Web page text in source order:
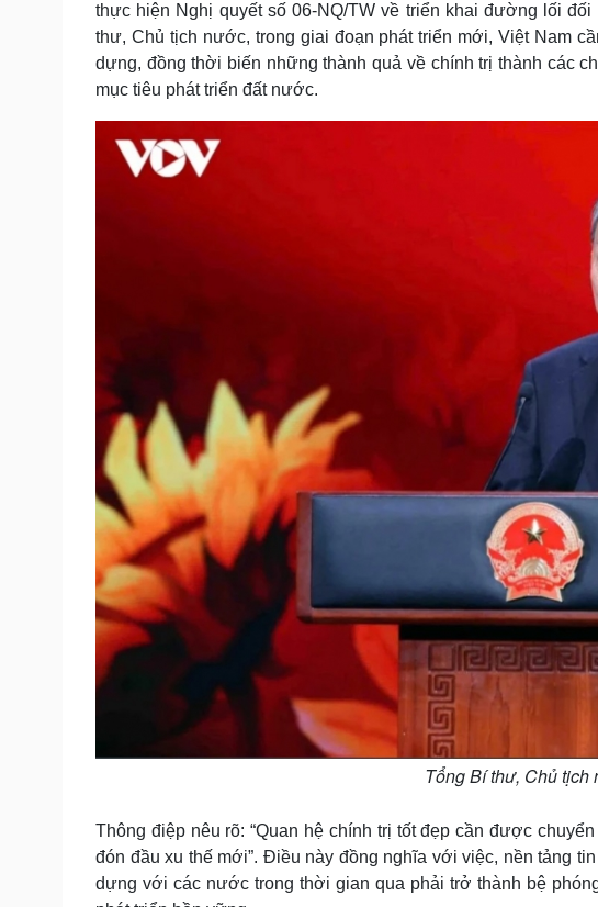
Sức khỏe
Dinh dưỡng - món ngon
Cây thuốc
Sản phụ khoa
Nhi khoa
Nam khoa
Làm đẹp - giảm cân
Đời sống
Nhà đẹp
Văn hóa
Sân
Di sản
thực hiện Nghị quyết số 06-NQ/TW về triển khai đường lối
thư, Chủ tịch nước, trong giai đoạn phát triển mới, Việt Nam
dựng, đồng thời biến những thành quả về chính trị thành các
mục tiêu phát triển đất nước.
Tổng Bí thư, Chủ tịch
Thông điệp nêu rõ: “Quan hệ chính trị tốt đẹp cần được
đón đầu xu thế mới”. Điều này đồng nghĩa với việc, nền tảng
dựng với các nước trong thời gian qua phải trở thành bệ